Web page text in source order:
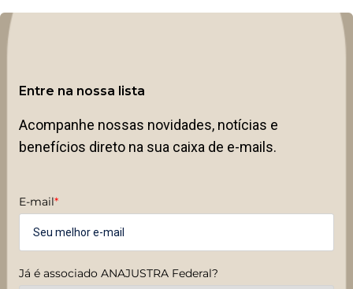
Entre na nossa lista
Acompanhe nossas novidades, notícias e
benefícios direto na sua caixa de e-mails.
E-mail*
Já é associado ANAJUSTRA Federal?